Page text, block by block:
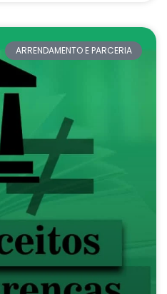
ARRENDAMENTO E PARCERIA